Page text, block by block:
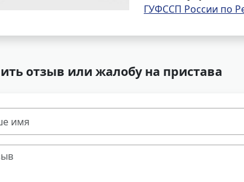
ГУФССП России по
отзыв или жалобу на пристава